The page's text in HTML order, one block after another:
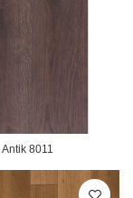
Antik 8011